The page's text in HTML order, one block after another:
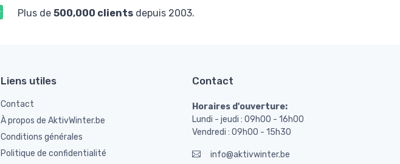
Plus de 500,000 clientsdepuis 2003.
Liens utiles
Contact
À propos de AktivWinter.be
Conditions générales
Politique de confidentialité
Contact
Horaires d'ouverture:
Lundi - jeudi : 09h00 - 16h00
Vendredi : 09h00 - 15h30
info@aktivwinter.be